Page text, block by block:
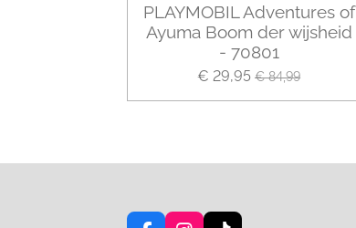
PLAYMOBIL Adventures of
Ayuma Boom der wijsheid
- 70801
€ 29,95 € 84,99